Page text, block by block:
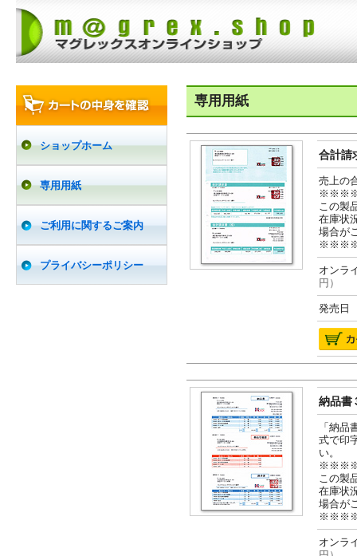
ショップホーム
専用用紙
ご利用に関するご案内
プライバシーポリシー
専用用紙
合計請
売上の
この製
在庫状
場合が
オン
円）
発売日
納品書
「納
式で印
い。
この製
在庫状
場合が
オン